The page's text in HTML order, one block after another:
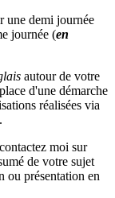
une demi journée
journée (en
autour de votre
d'une démarche
réalisées via
moi sur
de votre sujet
ou présentation en